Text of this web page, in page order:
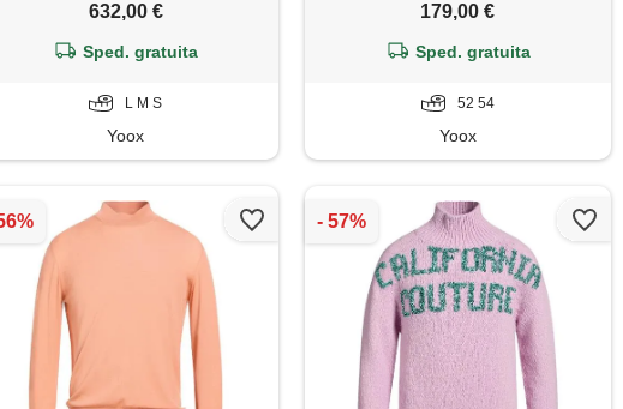
632,00 €
Sped. gratuita
L M S
Yoox
179,00 €
Sped. gratuita
52 54
Yoox